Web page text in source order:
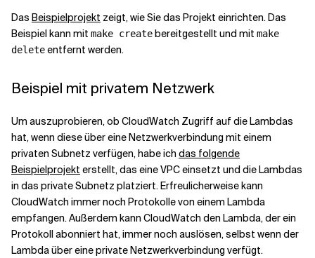
Das Beispielprojekt zeigt, wie Sie das Projekt einrichten. Das
Beispiel kann mit make createbereitgestellt und mit make
deleteentfernt werden.
Beispiel mit privatem Netzwerk
Um auszuprobieren, ob CloudWatch Zugriff auf die Lambdas
hat, wenn diese über eine Netzwerkverbindung mit einem
privaten Subnetz verfügen, habe ich das folgende
Beispielprojekt erstellt, das eine VPC einsetzt und die Lambdas
in das private Subnetz platziert. Erfreulicherweise kann
CloudWatch immer noch Protokolle von einem Lambda
empfangen. Außerdem kann CloudWatch den Lambda, der ein
Protokoll abonniert hat, immer noch auslösen, selbst wenn der
Lambda über eine private Netzwerkverbindung verfügt.